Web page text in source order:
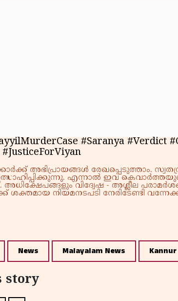
#Saranya #Verdict
അഭിപ്രായങ്ങൾ രേഖപ്പെടുത്താം.
എന്നാൽ ഇവ
വിദ്വേഷ - അശ്ലീല
ശക്തമായ നിയമനടപടി നേരിടേണ്ടി
News Malayalam News Kannur
story